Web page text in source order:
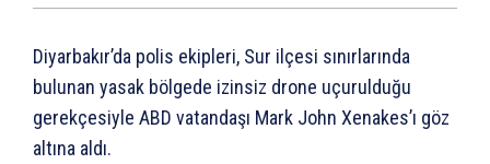
Diyarbakır’da polis ekipleri, Sur ilçesi sınırlarında
bulunan yasak bölgede izinsiz drone uçurulduğu
gerekçesiyle ABD vatandaşı Mark John Xenakes’ı göz
altına aldı.